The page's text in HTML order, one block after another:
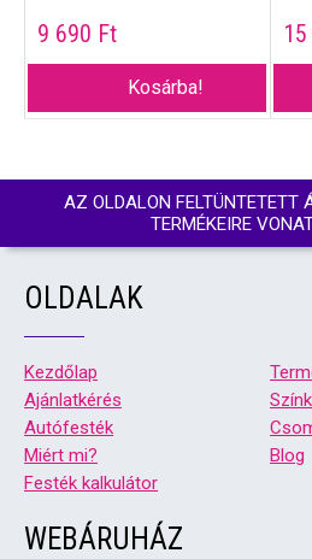
9 690 Ft
Kosárba!
AZ OLDALON FELTÜNTETETT
TERMÉKEIRE
OLDALAK
Kezdőlap
Ajánlatkérés
Autófesték
Miért mi?
Blog
Festék kalkulátor
WEBÁRUHÁZ